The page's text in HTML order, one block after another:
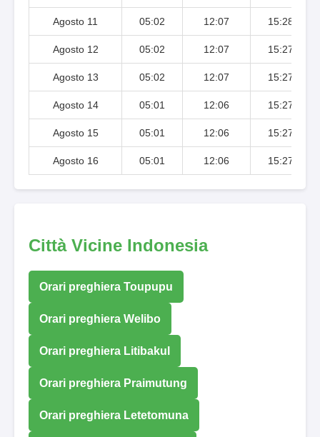
Agosto 11 05:02 12:07 15:28
Agosto 12 05:02 12:07 15:27
Agosto 13 05:02 12:07 15:27
Agosto 14 05:01 12:06 15:27
Agosto 15 05:01 12:06 15:27
Agosto 16 05:01 12:06 15:27
Città Vicine Indonesia
Orari preghiera Toupupu
Orari preghiera Welibo
Orari preghiera Litibakul
Orari preghiera Praimutung
Orari preghiera Letetomuna